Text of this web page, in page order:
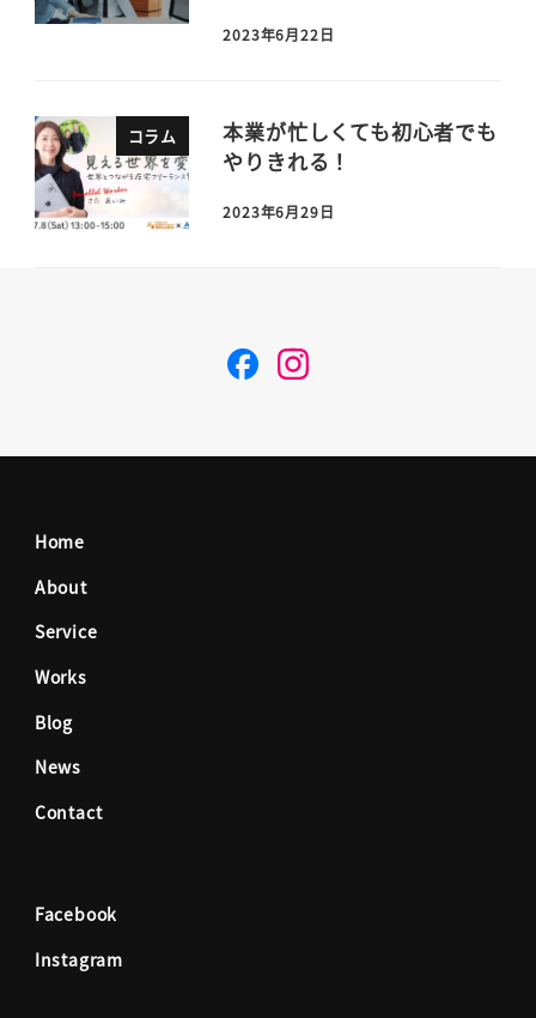
2023年6月22日
コラム
本業が忙しくても初心者でも
やりきれる！
2023年6月29日
F I
Home
About
Service
Works
Blog
News
Contact
Facebook
Instagram